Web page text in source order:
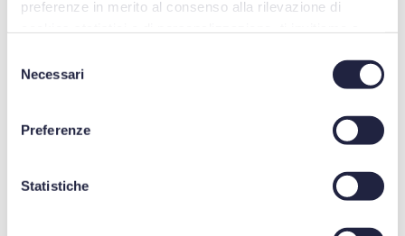
preferenze in merito al consenso alla rilevazione di
delNecessari
Preferenze
Statistiche
professionista per avere un quadro, nell’immediatezza, utile al
fine di adottare adeguate misure nella gestione del paziente
in una ottica di massima cautela e sicurezza terapeutica. Alla
fine del questionario, a titolo esemplificativo, vi è la proposta
riguardo, si specifica che la scelta deve essere modifica e